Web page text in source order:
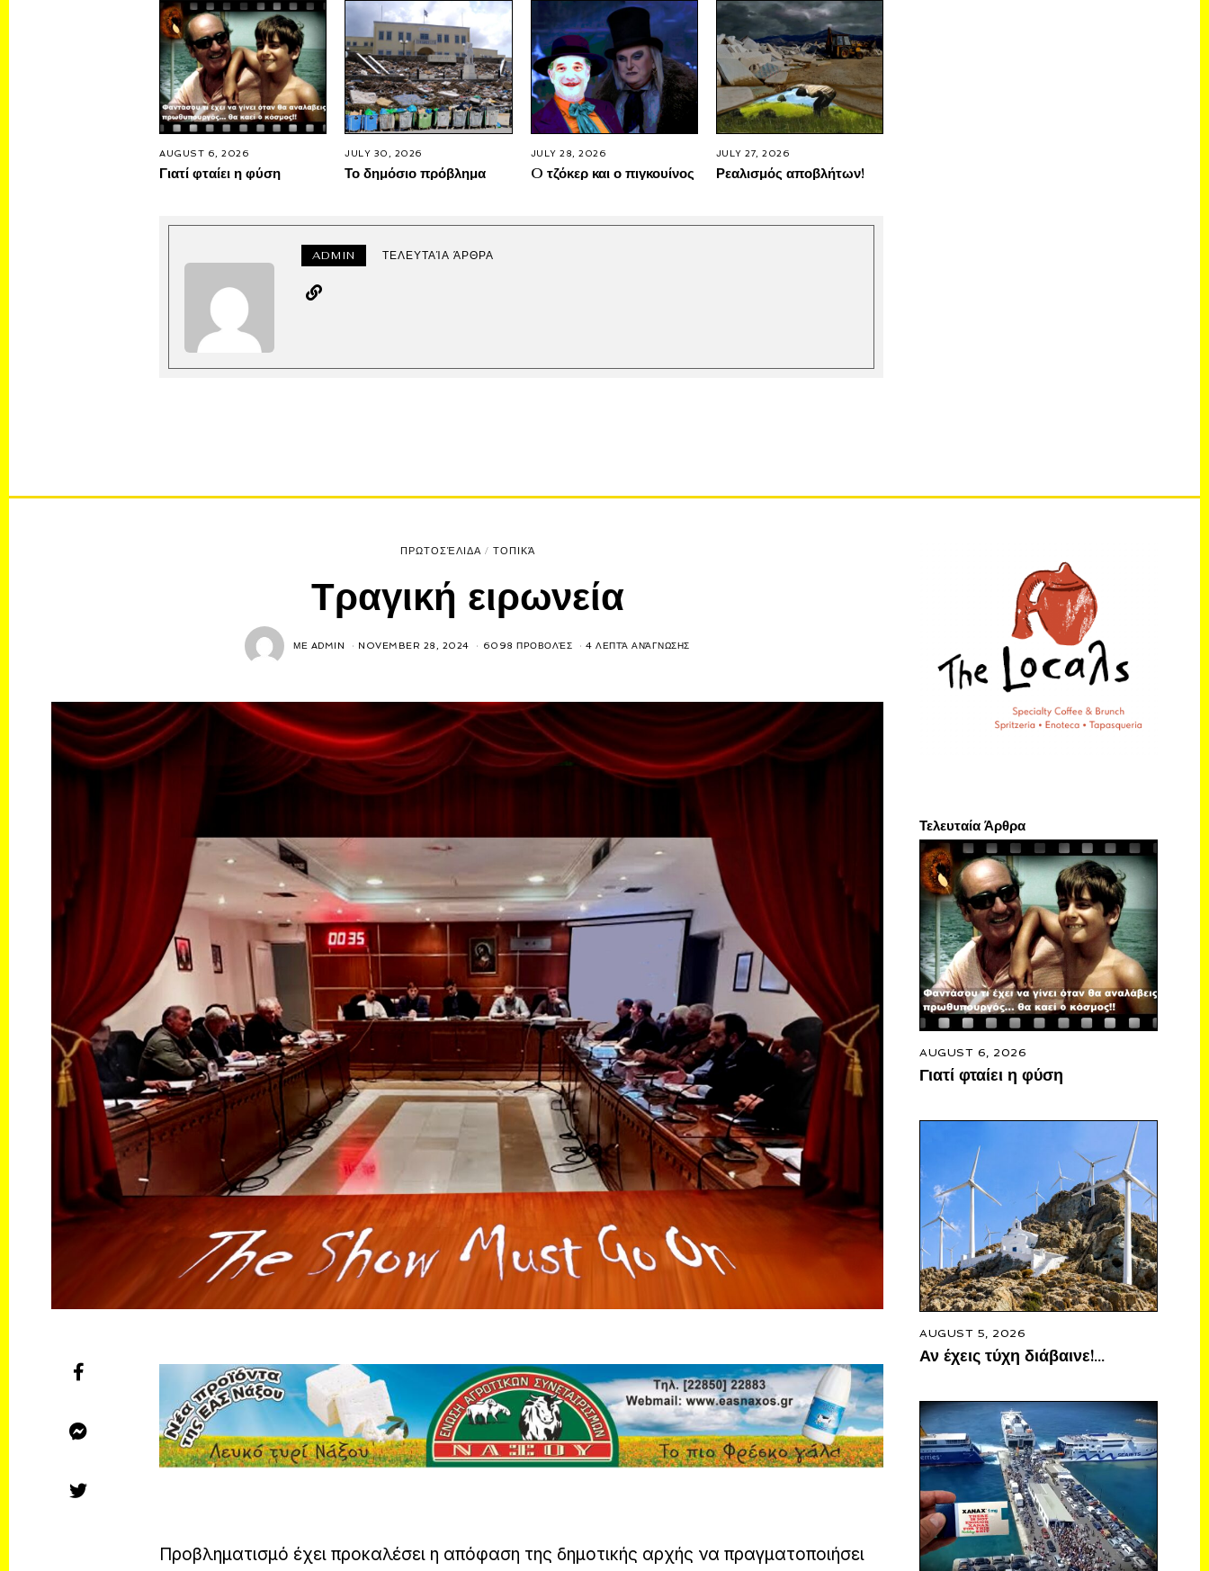
AUGUST 6, 2026
Γιατί φταίει η φύση
JULY 30, 2026
Το δημόσιο πρόβλημα
JULY 28, 2026
O τζόκερ και ο πιγκουίνος
JULY 27, 2026
Ρεαλισμός αποβλήτων!
ADMIN ΤΕΛΕΥΤΑΊΑ ΆΡΘΡΑ
ΠΡΩΤΟΣΈΛΙΔΑ / ΤΟΠΙΚΆ
Τραγική ειρωνεία
ΜΕ ADMIN NOVEMBER 28, 2024 6098 ΠΡΟΒΟΛΈΣ 4 ΛΕΠΤΆ ΑΝΆΓΝΩΣΗΣ
Προβληματισμό έχει προκαλέσει η απόφαση της δημοτικής αρχής να πραγματοποιήσει
Τελευταία Άρθρα
AUGUST 6, 2026
Γιατί φταίει η φύση
AUGUST 5, 2026
Αν έχεις τύχη διάβαινε!…